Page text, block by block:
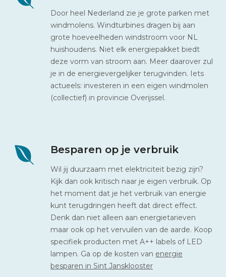
Door heel Nederland zie je grote parken met
windmolens. Windturbines dragen bij aan
grote hoeveelheden windstroom voor NL
huishoudens. Niet elk energiepakket biedt
deze vorm van stroom aan. Meer daarover zul
je in de energievergelijker terugvinden. Iets
actueels: investeren in een eigen windmolen
(collectief) in provincie Overijssel.
Besparen op je verbruik
Wil jij duurzaam met elektriciteit bezig zijn?
Kijk dan ook kritisch naar je eigen verbruik. Op
het moment dat je het verbruik van energie
kunt terugdringen heeft dat direct effect.
Denk dan niet alleen aan energietarieven
maar ook op het vervuilen van de aarde. Koop
specifiek producten met A++ labels of LED
lampen. Ga op de kosten van energie
besparen in Sint Jansklooster